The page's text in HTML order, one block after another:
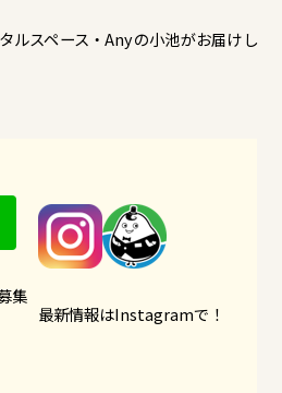
ルスペース・Anyの小池がお届けし
集
最新情報はInstagramで！